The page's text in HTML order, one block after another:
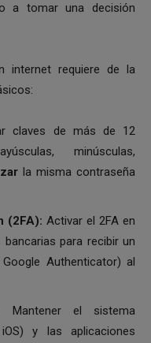
a tomar una decisión
internet requiere de la
claves de más de 12
minúsculas,
la misma contraseña
(2FA): Activar el 2FA en
para recibir un
Authenticator) al
Mantener el sistema
y las aplicaciones